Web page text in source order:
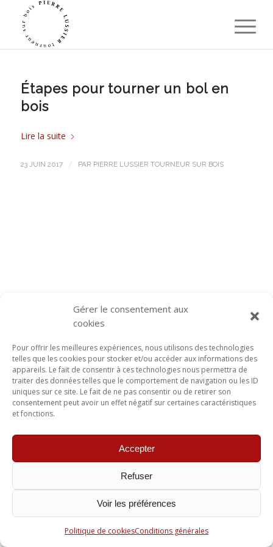
Gérer le consentement aux
cookies
Pour offrir les meilleures expériences, nous utilisons des technologies
telles que les cookies pour stocker et/ou accéder aux informations des
appareils. Le fait de consentir à ces technologies nous permettra de
traiter des données telles que le comportement de navigation ou les ID
uniques sur ce site. Le fait de ne pas consentir ou de retirer son
consentement peut avoir un effet négatif sur certaines caractéristiques
et fonctions.
Accepter
Refuser
Voir les préférences
Politique de cookiesConditions générales
Étapes pour tourner un bol en
bois
Lire la suite
23 JUIN 2017 / PAR PIERRE LUSSIER TOURNEUR SUR BOIS